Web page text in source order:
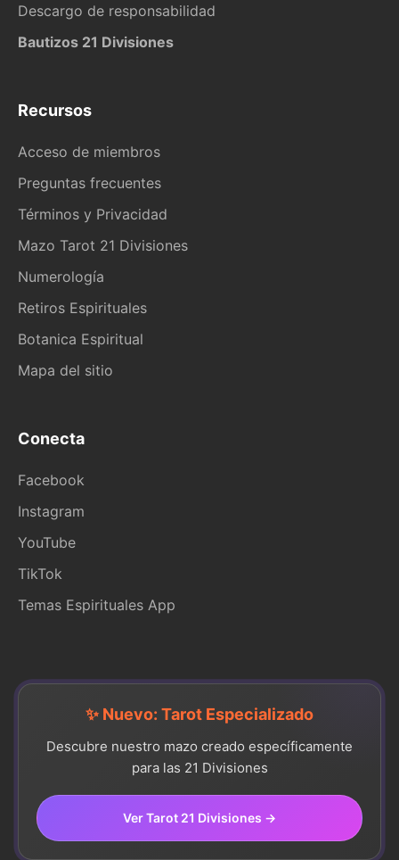
Descargo de responsabilidad
Bautizos 21 Divisiones
Recursos
Acceso de miembros
Preguntas frecuentes
Términos y Privacidad
Mazo Tarot 21 Divisiones
Numerología
Retiros Espirituales
Botanica Espiritual
Mapa del sitio
Conecta
Facebook
Instagram
YouTube
TikTok
Temas Espirituales App
✨ Nuevo: Tarot Especializado
Descubre nuestro mazo creado específicamente
para las 21 Divisiones
Ver Tarot 21 Divisiones →